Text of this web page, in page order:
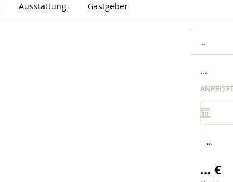
Ausstattung Gastgeber
...
...
...
... €